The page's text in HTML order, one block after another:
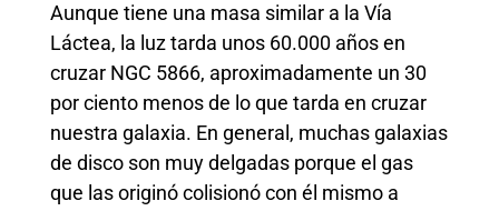
Aunque tiene una masa similar a la Vía
Láctea, la luz tarda unos 60.000 años en
cruzar NGC 5866, aproximadamente un 30
por ciento menos de lo que tarda en cruzar
nuestra galaxia. En general, muchas galaxias
de disco son muy delgadas porque el gas
que las originó colisionó con él mismo a